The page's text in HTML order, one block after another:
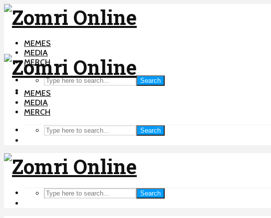
MEMES
MEDIA
MERCH
Search
MEMES
MEDIA
MERCH
Search
Search